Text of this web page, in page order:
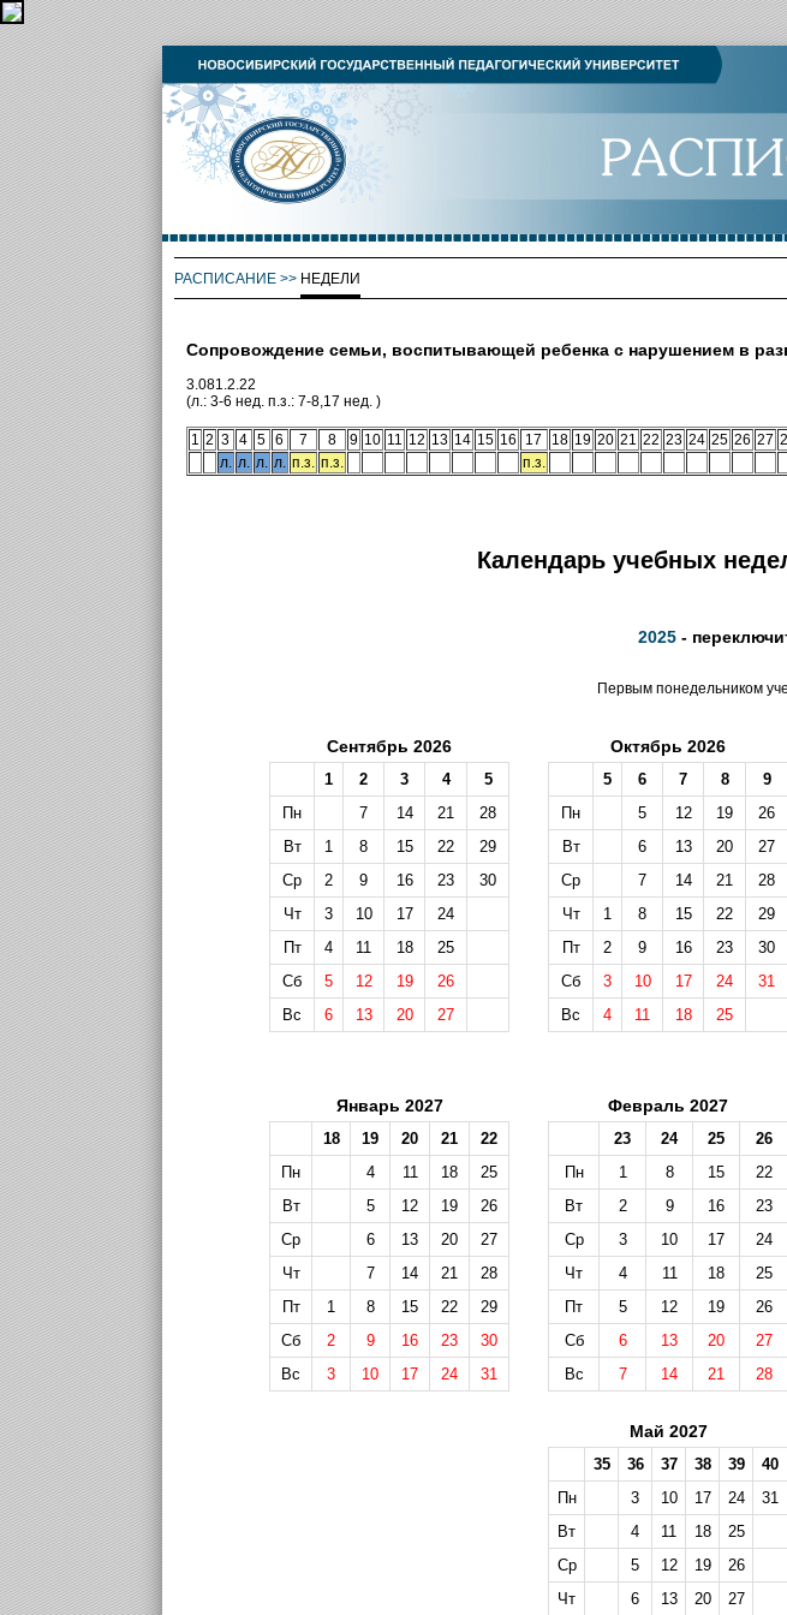
РАСПИСАНИЕ>> НЕДЕЛИ
Сопровождение семьи, воспитывающей ребенка с нарушением в
3.081.2.22
(л.: 3-6 нед. п.з.: 7-8,17 нед. )
1 2 3 4 5 6 7 8 9 10 11 12 13 14 15 16 17 18 19 20 21 22 23 24 25 26 27
л. л. л. л. п.з. п.з. п.з.
Календарь учебных
2025-
Первым понедельником
Сентябрь 2026
1 2 3 4
5
Пн
7 14 21
28
Вт
1 8 15 22
29
Ср
2 9 16 23
30
Чт
3 10 17
24
Пт
4 11 18
25
Сб
5 12 19
26
Вс
6 13 20 27
Октябрь 2026
5 6 7 8
9
Пн
5 12 19
26
Вт
6 13 20
27
Ср
7 14 21
28
Чт
1 8 15 22
29
Пт
2 9 16 23
30
Сб
3 10 17 24
31
Вс
4 11 18 25
Январь 2027
18 19 20 21
22
Пн
4 11 18
25
Вт
5 12 19
26
Ср
6 13 20
27
Чт
7 14 21
28
Пт
1 8 15 22
29
Сб
2 9 16 23
30
Вс
3 10 17 24 31
Февраль 2027
23 24 25
26
Пн
1 8 15
22
Вт
2 9 16
23
Ср
3 10 17
24
Чт
4 11 18
25
Пт
5 12 19
26
Сб
6 13 20
27
Вс
7 14 21 28
Май 2027
35 36 37 38 39
40
Пн
3 10 17 24
31
Вт
4 11 18
25
Ср
5 12 19
26
Чт
6 13 20 27